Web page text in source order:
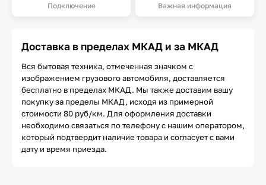
Подключение Важная информация
Доставка в пределах МКАД и за МКАД
Вся бытовая техника, отмеченная значком с
изображением грузового автомобиля, доставляется
бесплатно в пределах МКАД. Мы также доставим вашу
покупку за пределы МКАД, исходя из примерной
стоимости 80 руб/км. Для оформления доставки
необходимо связаться по телефону с нашим оператором,
который подтвердит наличие товара и согласует с вами
дату и время приезда.